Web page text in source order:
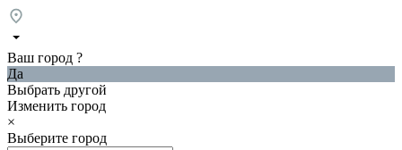
Ваш город ?
Да
Выбрать другой
Изменить город
×
Выберите город